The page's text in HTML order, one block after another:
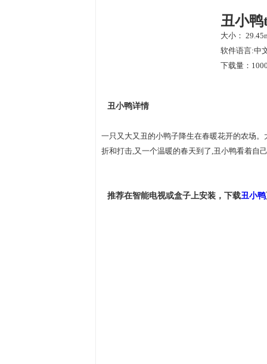
丑小
大小：
软件语言:中
下载量：
丑小鸭详情
一只又大又丑的小鸭子降生在春暖花开的农场
折和打击,又一个温暖的春天到了,丑小鸭看着自
推荐在智能电视或盒子上安装，下载丑小鸭